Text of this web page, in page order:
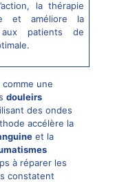
la thérapie
et améliore la
aux patients de
une
douleirs
des ondes
accélère la
et la
à réparer les
constatent